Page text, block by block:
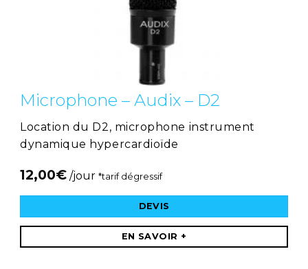
Microphone – Audix – D2
Location du D2, microphone instrument
dynamique hypercardioïde
12,00€ /jour *tarif dégressif
DEVIS
EN SAVOIR +